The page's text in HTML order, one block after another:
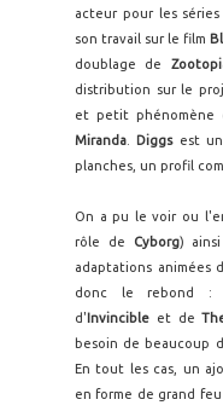
acteur pour les séries
son travail sur le film
doublage de
distribution sur le
et petit phénomène
Miranda
Diggsest un
planches, un profil
On a pu le voir ou
rôle de
Cyborg)
adaptations animées
donc le rebond :
d' Invincible et de
besoin de beaucoup
En tout les cas, un
en forme de grand